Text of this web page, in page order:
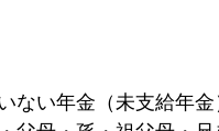
ない年金（未支給年